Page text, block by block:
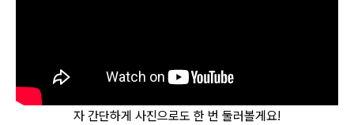
자 간단하게 사진으로도 한 번 둘러볼게요!